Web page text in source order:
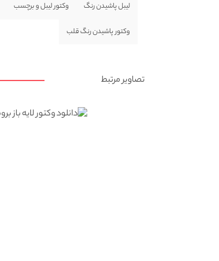
لیبل پاشیدن رنگ وکتور لیبل و برچسب
وکتور پاشیدن رنگ قلب
تصاویر مرتبط